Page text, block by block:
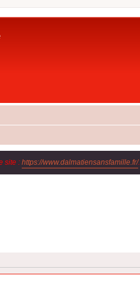
site : https://www.dalmatiensansfamille.fr/.